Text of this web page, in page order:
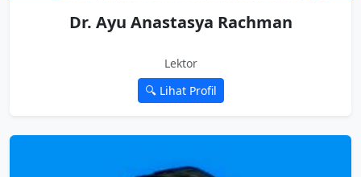
Dr. Ayu Anastasya Rachman
Lektor
🔍 Lihat Profil